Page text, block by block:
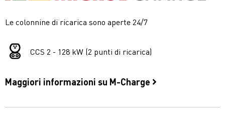
Le colonnine di ricarica sono aperte 24/7
CCS 2 - 128 kW (2 punti di ricarica)
Maggiori informazioni su M-Charge